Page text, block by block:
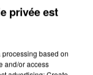
privée est
based on
and/or access